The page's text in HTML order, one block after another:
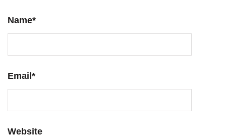
Name*
Email*
Website